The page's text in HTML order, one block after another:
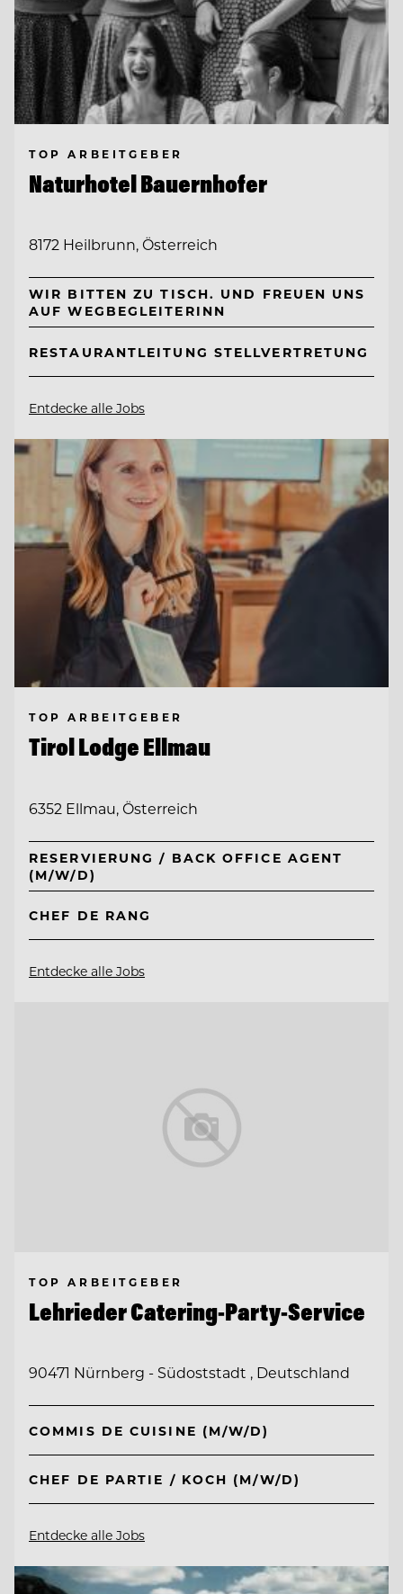
TOP ARBEITGEBER
Naturhotel Bauernhofer
8172 Heilbrunn, Österreich
WIR BITTEN ZU TISCH. UND FREUEN UNS
AUF WEGBEGLEITERINN
RESTAURANTLEITUNG STELLVERTRETUNG
Entdecke alle Jobs
TOP ARBEITGEBER
Tirol Lodge Ellmau
6352 Ellmau, Österreich
RESERVIERUNG / BACK OFFICE AGENT
(M/W/D)
CHEF DE RANG
Entdecke alle Jobs
TOP ARBEITGEBER
Lehrieder Catering-Party-Service
90471 Nürnberg - Südoststadt , Deutschland
COMMIS DE CUISINE (M/W/D)
CHEF DE PARTIE / KOCH (M/W/D)
Entdecke alle Jobs